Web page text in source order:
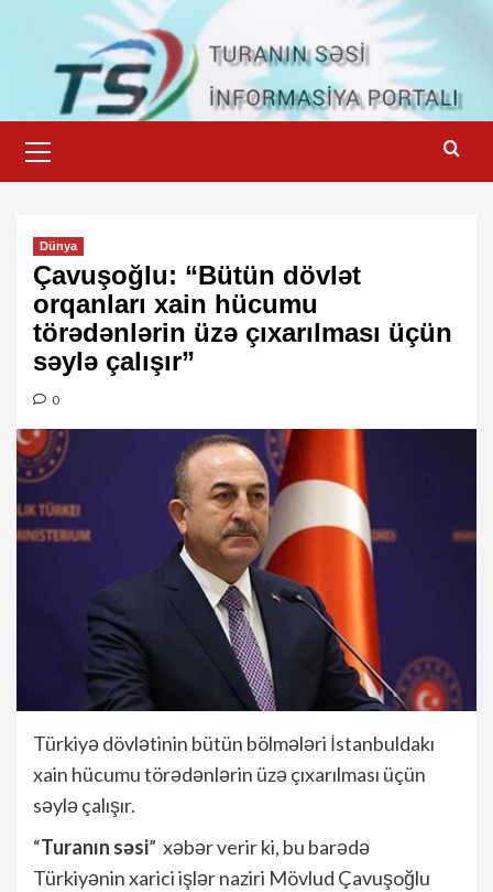
content
Menu
Dünya
Çavuşoğlu: “Bütün dövlət
orqanları xain hücumu
törədənlərin üzə çıxarılması üçün
səylə çalışır”
0
Türkiyə dövlətinin bütün bölmələri İstanbuldakı
xain hücumu törədənlərin üzə çıxarılması üçün
səylə çalışır.
“Turanın səsi” xəbər verir ki, bu barədə
Türkiyənin xarici işlər naziri Mövlud Çavuşoğlu